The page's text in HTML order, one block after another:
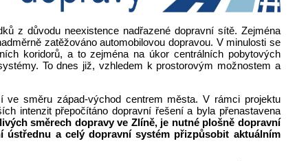
z důvodu neexistence nadřazené dopravní sítě. Zejména
zatěžováno automobilovou dopravou. V minulosti se
koridorů, a to zejména na úkor centrálních pobytových
To dnes již, vzhledem k prostorovým možnostem a
směru západ-východ centrem města. V rámci projektu
intenzit přepočítáno dopravní řešení a byla přenastavena
směrech dopravy ve Zlíně, je nutné plošně dopravní
ústřednu a celý dopravní systém přizpůsobit aktuálním